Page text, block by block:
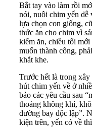
Bắt tay vào làm rồi
nói, nuôi chim yến dễ
lựa chọn con giống,
thức ăn cho chim vì
kiếm ăn, chiều tối
muốn thành công,
khắt khe.
Trước hết là trong
hút chim yến về ở
bảo các yêu cầu sau
thoáng không khí,
đường bay độc lập”.
kiện trên, yến có về